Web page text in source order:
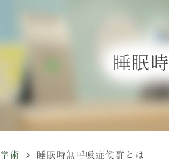
睡眠
学術 睡眠時無呼吸症候群とは